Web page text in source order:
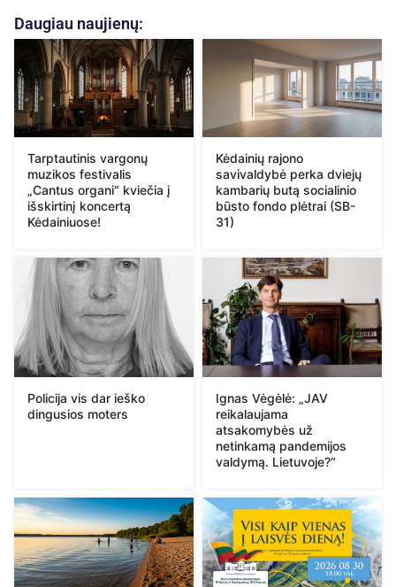
Daugiau naujienų:
Tarptautinis vargonų
muzikos festivalis
„Cantus organi“ kviečia į
išskirtinį koncertą
Kėdainiuose!
Kėdainių rajono
savivaldybė perka dviejų
kambarių butą socialinio
būsto fondo plėtrai (SB-
31)
Policija vis dar ieško
dingusios moters
Ignas Vėgėlė: „JAV
reikalaujama
atsakomybės už
netinkamą pandemijos
valdymą. Lietuvoje?“